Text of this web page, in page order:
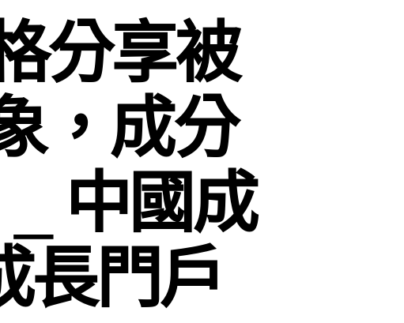
分享被
，成分
中國成
長門戶